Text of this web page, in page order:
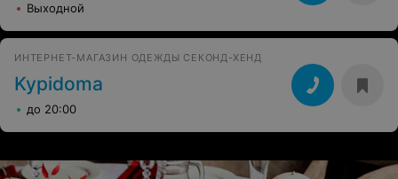
Выходной
ИНТЕРНЕТ-МАГАЗИН ОДЕЖДЫ СЕКОНД-ХЕНД
Kypidoma
до 20:00